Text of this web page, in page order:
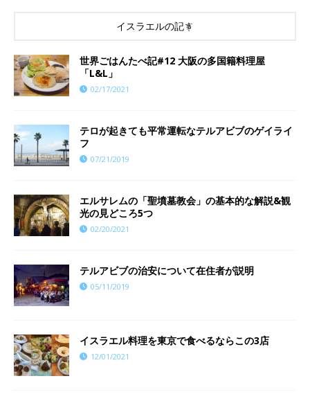
イスラエルの記事
世界ごはんたべ記#12 大阪の多国籍料理屋
「L&L」
02/17/2021
テロが起きても平常運転なテルアビブのゲイライ
フ
07/21/2019
エルサレムの「聖墳墓教会」の基本的な解説&観
光の見どころ5つ
02/20/2021
テルアビブの治安について在住者が説明
05/11/2019
イスラエル料理を東京で食べるならこの3店
12/01/2021